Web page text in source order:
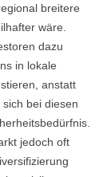
breitere
wäre.
dazu
in lokale
anstatt
bei diesen
jedoch oft